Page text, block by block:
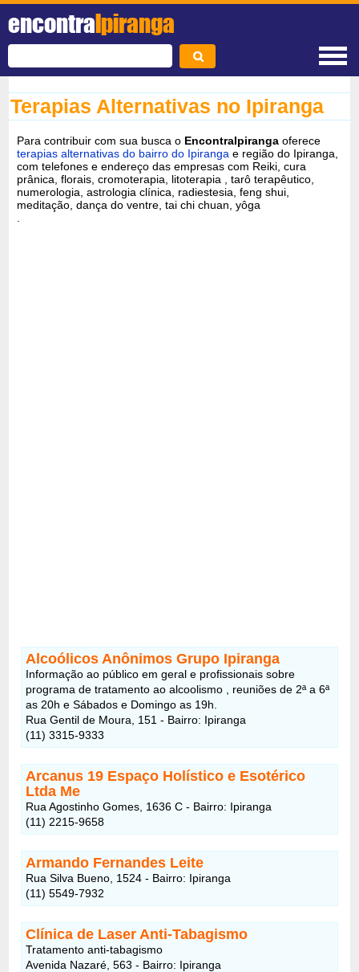
encontraIpiranga
Terapias Alternativas no Ipiranga
Para contribuir com sua busca o EncontraIpiranga oferece
terapias alternativas do bairro do Ipiranga e região do Ipiranga,
com telefones e endereço das empresas com Reiki, cura
prânica, florais, cromoterapia, litoterapia , tarô terapêutico,
numerologia, astrologia clínica, radiestesia, feng shui,
meditação, dança do ventre, tai chi chuan, yôga
Alcoólicos Anônimos Grupo Ipiranga
Informação ao público em geral e profissionais sobre
programa de tratamento ao alcoolismo , reuniões de 2ª a 6ª
as 20h e Sábados e Domingo as 19h.
Rua Gentil de Moura, 151 - Bairro: Ipiranga
(11) 3315-9333
Arcanus 19 Espaço Holístico e Esotérico
Ltda Me
Rua Agostinho Gomes, 1636 C - Bairro: Ipiranga
(11) 2215-9658
Armando Fernandes Leite
Rua Silva Bueno, 1524 - Bairro: Ipiranga
(11) 5549-7932
Clínica de Laser Anti-Tabagismo
Tratamento anti-tabagismo
Avenida Nazaré, 563 - Bairro: Ipiranga